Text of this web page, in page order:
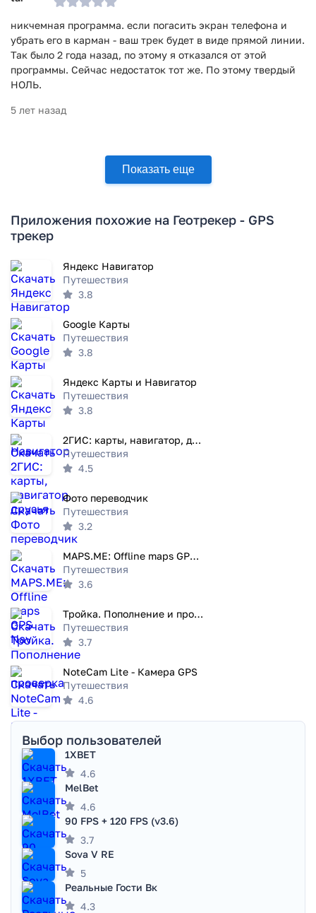
никчемная программа. если погасить экран телефона и
убрать его в карман - ваш трек будет в виде прямой линии.
Так было 2 года назад, по этому я отказался от этой
программы. Сейчас недостаток тот же. По этому твердый
НОЛЬ.
5 лет назад
Показать еще
Приложения похожие на Геотрекер - GPS
трекер
Яндекс Навигатор
Путешествия
3.8
Google Карты
Путешествия
3.8
Яндекс Карты и Навигатор
Путешествия
3.8
2ГИС: карты, навигатор, друзья
Путешествия
4.5
Фото переводчик
Путешествия
3.2
MAPS.ME: Offline maps GPS Nav
Путешествия
3.6
Тройка. Пополнение и проверка
Путешествия
3.7
NoteCam Lite - Камера GPS
Путешествия
4.6
Выбор пользователей
1XBET
4.6
MelBet
4.6
90 FPS + 120 FPS (v3.6)
3.7
Sova V RE
5
Реальные Гости Вк
4.3